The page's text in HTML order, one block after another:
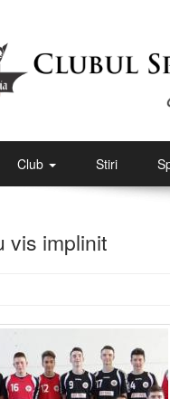
Club Stiri
vis implinit